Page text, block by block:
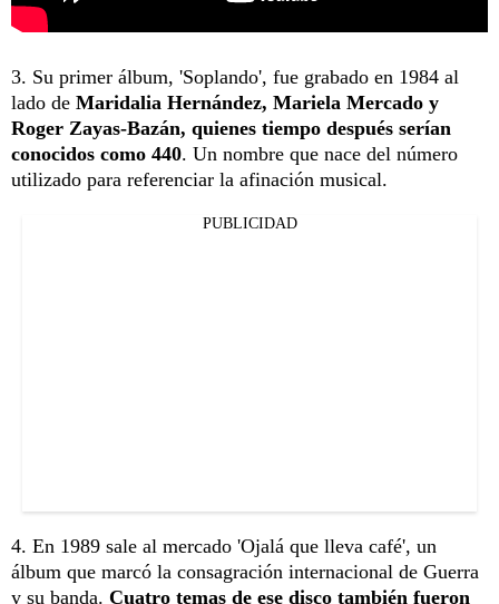
3. Su primer álbum, 'Soplando', fue grabado en 1984 al
lado de Maridalia Hernández, Mariela Mercado y
Roger Zayas-Bazán, quienes tiempo después serían
conocidos como 440. Un nombre que nace del número
utilizado para referenciar la afinación musical.
PUBLICIDAD
4. En 1989 sale al mercado 'Ojalá que lleva café', un
álbum que marcó la consagración internacional de Guerra
y su banda. Cuatro temas de ese disco también fueron